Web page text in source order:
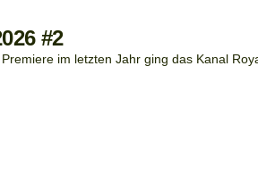
#2
im letzten Jahr ging das Kanal